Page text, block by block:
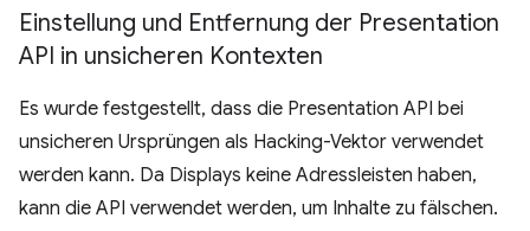
Einstellung und Entfernung der Presentation
API in unsicheren Kontexten
Es wurde festgestellt, dass die Presentation API bei
unsicheren Ursprüngen als Hacking-Vektor verwendet
werden kann. Da Displays keine Adressleisten haben,
kann die API verwendet werden, um Inhalte zu fälschen.